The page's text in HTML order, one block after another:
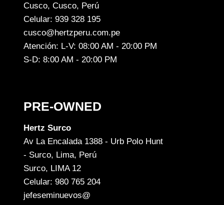
Cusco, Cusco, Perú
Celular: 939 328 195
cusco@hertzperu.com.pe
Atención: L-V: 08:00 AM - 20:00 PM
S-D: 8:00 AM - 20:00 PM
PRE-OWNED
Hertz Surco
Av La Encalada 1388 - Urb Polo Hunt
- Surco, Lima, Perú
Surco, LIMA 12
Celular: 980 765 204
jefeseminuevos@